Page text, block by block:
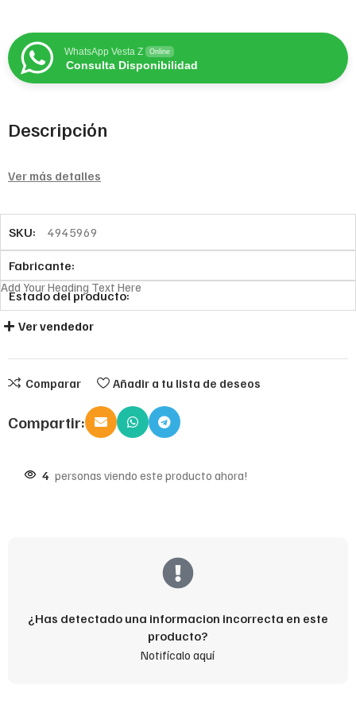
WhatsApp Vesta Z Online
Consulta Disponibilidad
Descripción
Ver más detalles
SKU: 4945969
Fabricante:
Estado del producto:
Add Your Heading Text Here
Ver vendedor
Comparar Añadir a tu lista de deseos
Compartir:
4 personas viendo este producto ahora!
¿Has detectado una informacion incorrecta en este
producto?
Notifícalo aquí